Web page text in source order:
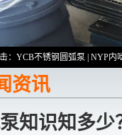
： YCB不锈钢圆弧泵 NYP内
资讯
知识知多少